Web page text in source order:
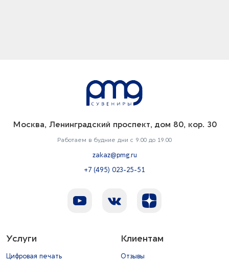
Москва, Ленинградский проспект, дом 80, кор. 30
Работаем в будние дни с 9:00 до 19:00
zakaz@pmg.ru
+7 (495) 023-25-51
Услуги
Цифровая печать
Клиентам
Отзывы